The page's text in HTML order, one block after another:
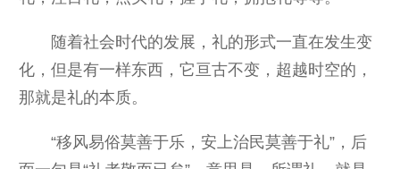
随着社会时代的发展，礼的形式一直在发生变
化，但是有一样东西，它亘古不变，超越时空的，
那就是礼的本质。
“移风易俗莫善于乐，安上治民莫善于礼”，后